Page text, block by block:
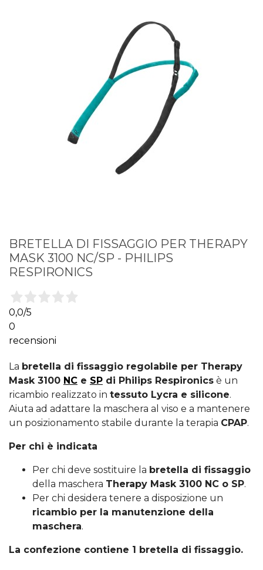
BRETELLA DI FISSAGGIO PER THERAPY
MASK 3100 NC/SP - PHILIPS
RESPIRONICS
0,0/5
0
recensioni
La bretella di fissaggio regolabile per Therapy
Mask 3100 NC e SP di Philips Respironics è un
ricambio realizzato in tessuto Lycra e silicone.
Aiuta ad adattare la maschera al viso e a mantenere
un posizionamento stabile durante la terapia CPAP.
Per chi è indicata
Per chi deve sostituire la bretella di fissaggio
della maschera Therapy Mask 3100 NC o SP.
Per chi desidera tenere a disposizione un
ricambio per la manutenzione della
maschera.
La confezione contiene 1 bretella di fissaggio.